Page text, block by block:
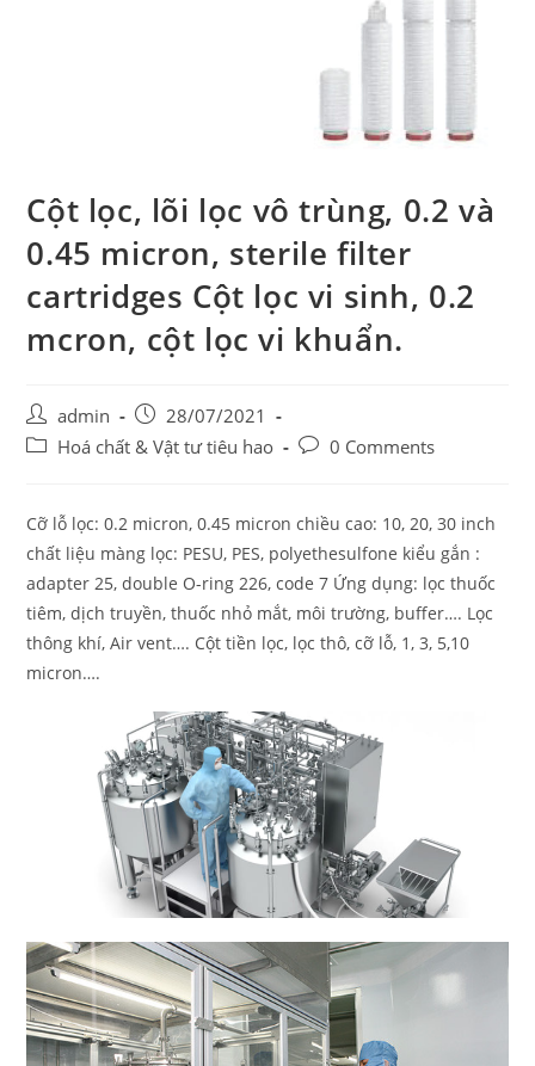
Cột lọc, lõi lọc vô trùng, 0.2 và
0.45 micron, sterile filter
cartridges Cột lọc vi sinh, 0.2
mcron, cột lọc vi khuẩn.
Post
author:
admin
Post
published:
28/07/2021
PostHoá chất & Vật tư tiêu hao
Post0 Comments
Cỡ lỗ lọc: 0.2 micron, 0.45 micron chiều cao: 10, 20, 30 inch
chất liệu màng lọc: PESU, PES, polyethesulfone kiểu gắn :
adapter 25, double O-ring 226, code 7 Ứng dụng: lọc thuốc
tiêm, dịch truyền, thuốc nhỏ mắt, môi trường, buffer…. Lọc
thông khí, Air vent…. Cột tiền lọc, lọc thô, cỡ lỗ, 1, 3, 5,10
micron….